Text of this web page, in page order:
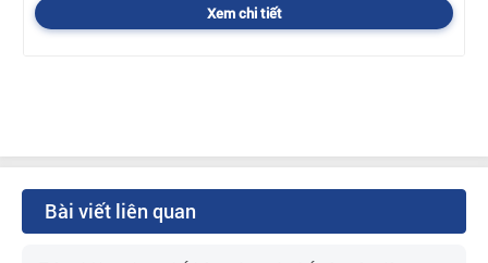
Xem chi tiết
Bài viết liên quan